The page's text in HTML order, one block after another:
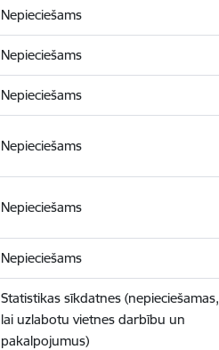
Nepieciešams
Nepieciešams
Nepieciešams
Nepieciešams
Nepieciešams
Nepieciešams
Statistikas sīkdatnes (nepieciešamas,
lai uzlabotu vietnes darbību un
pakalpojumus)